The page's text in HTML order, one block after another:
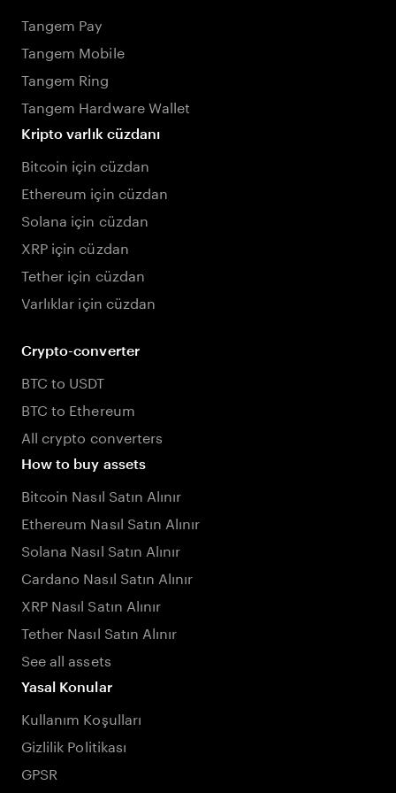
Tangem Pay
Tangem Mobile
Tangem Ring
Tangem Hardware Wallet
Kripto varlık cüzdanı
Bitcoin için cüzdan
Ethereum için cüzdan
Solana için cüzdan
XRP için cüzdan
Tether için cüzdan
Varlıklar için cüzdan
Crypto-converter
BTC to USDT
BTC to Ethereum
All crypto converters
How to buy assets
Bitcoin Nasıl Satın Alınır
Ethereum Nasıl Satın Alınır
Solana Nasıl Satın Alınır
Cardano Nasıl Satın Alınır
XRP Nasıl Satın Alınır
Tether Nasıl Satın Alınır
See all assets
Yasal Konular
Kullanım Koşulları
Gizlilik Politikası
GPSR